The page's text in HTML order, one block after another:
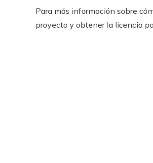
Para más información sobre
proyecto y obtener la licencia